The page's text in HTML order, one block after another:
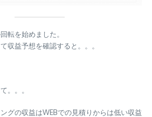
転を始めました。
収益予想を確認すると。。。
。。。
グの収益はWEBでの見積りからは低い収益